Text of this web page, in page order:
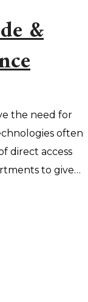
&
the need for
often
direct access
to give…